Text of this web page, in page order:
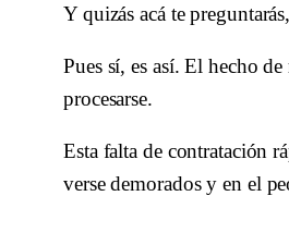
Y quizás acá te
Pues sí, es así. El hecho
procesarse.
Esta falta de contratación
verse demorados y en el